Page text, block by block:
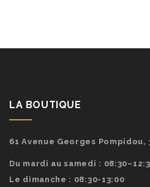
LA BOUTIQUE
61 Avenue Georges Pompidou,
Du mardi au samedi :
Le dimanche : 08:30-13:00